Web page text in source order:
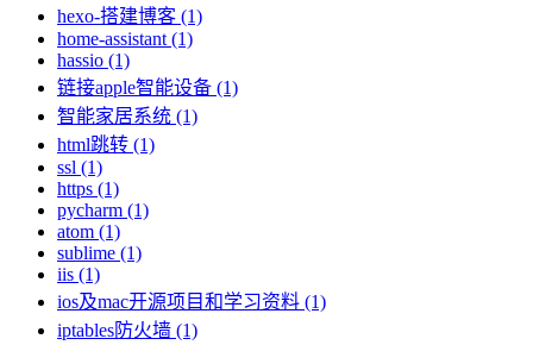
hexo-搭建博客 (1)
home-assistant (1)
hassio (1)
链接apple智能设备 (1)
智能家居系统 (1)
html跳转 (1)
ssl (1)
https (1)
pycharm (1)
atom (1)
sublime (1)
iis (1)
ios及mac开源项目和学习资料 (1)
iptables防火墙 (1)